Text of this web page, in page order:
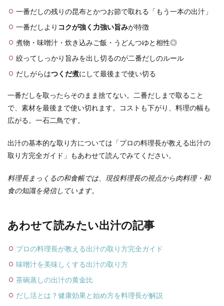
一番だしの残りの昆布とかつお節で取れる「もう一本の出汁」
一番だしより コクが強く力強い旨みが特徴
煮物・味噌汁・炊き込みご飯・うどんつゆと相性◎
絞ってしっかり旨みを出し切るのが二番だしのルール
だしがらはつくだ煮にして最後まで使い切る
一番だしを取ったらそのまま捨てない。二番だしまで取ること
で、素材を最後まで使い切れます。コストも下がり、料理の幅も
広がる。一石二鳥です。
出汁の基本的な取り方については「プロの料理長が教える出汁の
取り方完全ガイド」もあわせて読んでみてください。
料理長まっくるの和食帳では、現役料理長の視点から肉料理・和
食の知識を発信しています。
あわせて読みたい出汁の記事
プロの料理長が教える出汁の取り方完全ガイド
味噌汁を美味しくする出汁の取り方
茶碗蒸しの出汁の黄金比
だし活とは？健康効果と始め方を料理長が解説